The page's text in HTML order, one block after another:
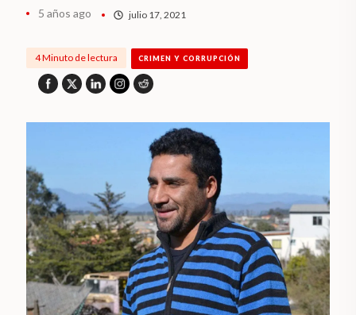
5 años ago julio 17, 2021
4 Minuto de lectura CRIMEN Y CORRUPCIÓN